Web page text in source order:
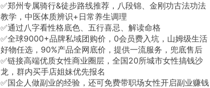
✅郑州专属骑行&徒步路线推荐，八段锦、金刚功古法功法
教学，中医体质辨识+日常养生调理
✅通过八字看性格底色、五行喜忌、解读命格
✅全球9000+品牌私域团购价，0会员费入坑，山姆级生活
好物任选，90%产品全网底价，提供一流服务，兜底售后
✅链接高端优质女性商业圈层，全国20所城市女性搞钱沙
龙，群内买手店姐妹优先报名
✅国企人做副业的经验，还可免费带职场女性开启副业赚钱